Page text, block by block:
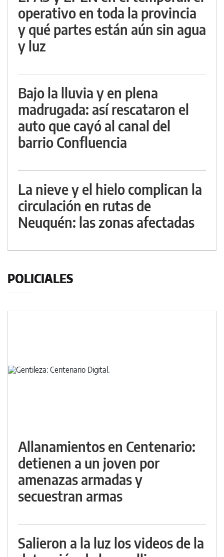
operativo en toda la provincia
y qué partes están aún sin agua
y luz
Bajo la lluvia y en plena
madrugada: así rescataron el
auto que cayó al canal del
barrio Confluencia
La nieve y el hielo complican la
circulación en rutas de
Neuquén: las zonas afectadas
POLICIALES
Allanamientos en Centenario:
detienen a un joven por
amenazas armadas y
secuestran armas
Salieron a la luz los videos de la